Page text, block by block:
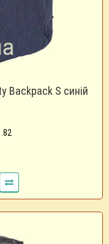
Backpack S синій